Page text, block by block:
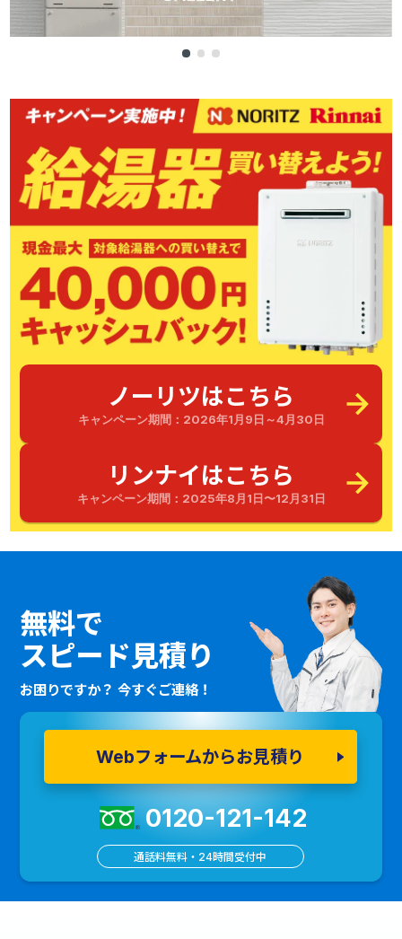
ノーリツはこちら
キャンペーン期間：2026年1月9日～4月30日
リンナイはこちら
キャンペーン期間：2025年8月1日〜12月31日
無料で
スピード見積り
お困りですか？ 今すぐご連絡！
Webフォームからお見積り
0120-121-142
通話料無料・24時間受付中